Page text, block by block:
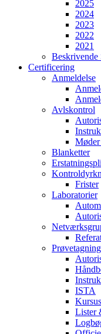
2025
2024
2023
2022
2021
Beskrivende
Certificering
Anmeldelse
Avlskontrol
Blanketter
Frister
Laboratorier
Prøvetagning
ISTA
Lister